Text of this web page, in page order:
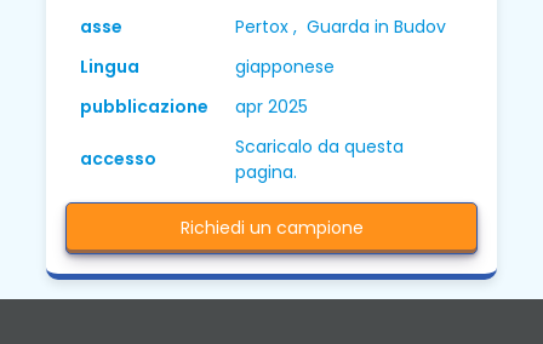
asse
Pertox , Guarda in Budov
Lingua
giapponese
pubblicazione
apr 2025
accesso
Scaricalo da questa
pagina.
Richiedi un campione